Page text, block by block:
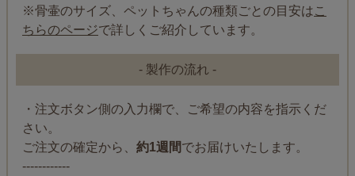
※骨壷のサイズ、ペットちゃんの種類ごとの目安はこ
ちらのページで詳しくご紹介しています。
- 製作の流れ -
・注文ボタン側の入力欄で、ご希望の内容を指示くだ
さい。
ご注文の確定から、 約1週間でお届けいたします。
------------